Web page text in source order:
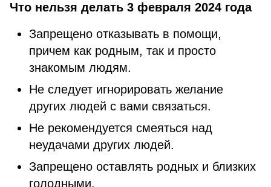
Что нельзя делать 3 февраля 2024 года
Запрещено отказывать в помощи,
причем как родным, так и просто
знакомым людям.
Не следует игнорировать желание
других людей с вами связаться.
Не рекомендуется смеяться над
неудачами других людей.
Запрещено оставлять родных и близких
голодными.